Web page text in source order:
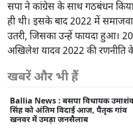
सपा ने कांग्रेस के साथ गठबंधन
ही थी। इसके बाद 2022 में
उतरी, जिसका उन्हें फायदा हुआ।
अखिलेश यादव 2022 की
खबरें और भी हैं
Ballia News : बसपा विधायक
सिंह को अंतिम विदाई आज, पैतृक गांव
खनवर में उमड़ा जनसैलाब